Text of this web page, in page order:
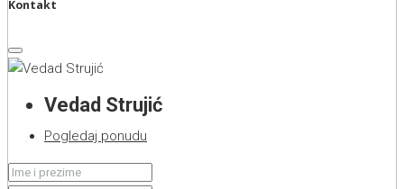
Kontakt
Vedad Strujić
Pogledaj ponudu